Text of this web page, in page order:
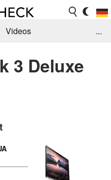
Videos
Jobs
...
3 Deluxe